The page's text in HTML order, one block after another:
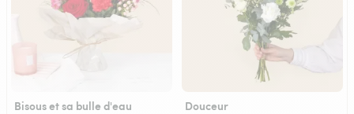
Bisous et sa bulle d'eau Douceur